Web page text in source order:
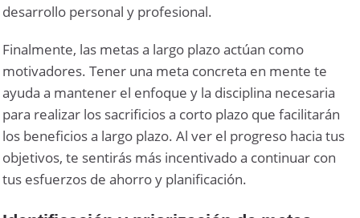
desarrollo personal y profesional.
Finalmente, las metas a largo plazo actúan como
motivadores. Tener una meta concreta en mente te
ayuda a mantener el enfoque y la disciplina necesaria
para realizar los sacrificios a corto plazo que facilitarán
los beneficios a largo plazo. Al ver el progreso hacia tus
objetivos, te sentirás más incentivado a continuar con
tus esfuerzos de ahorro y planificación.